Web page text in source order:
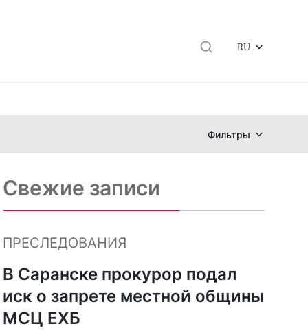
RU
Фильтры
Свежие записи
ПРЕСЛЕДОВАНИЯ
В Саранске прокурор подал
иск о запрете местной общины
МСЦ ЕХБ